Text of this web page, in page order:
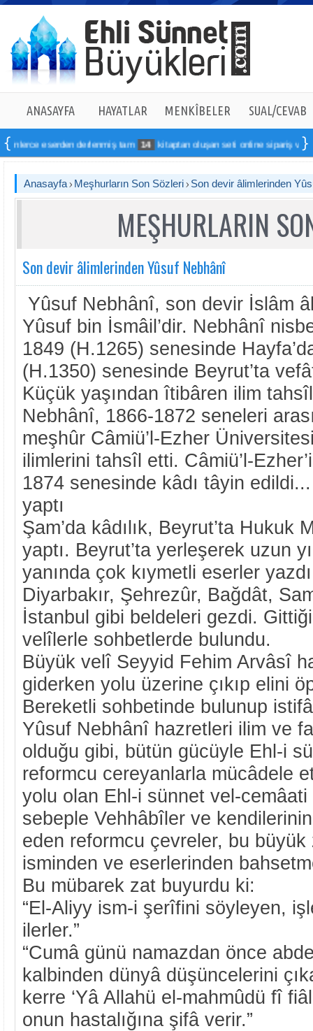
ANASAYFA HAYATLAR MENKÎBELER SUAL/CEVAB
eserden derlenmiş tam 14 kitaptan oluşan seti online sipariş
Anasayfa Meşhurların Son Sözleri Son devir âlimlerinden
MEŞHURLARIN
Son devir âlimlerinden Yûsuf Nebhânî
Yûsuf Nebhânî, son devir İslâm
Yûsuf bin İsmâil’dir. Nebhânî
1849 (H.1265) senesinde
(H.1350) senesinde Beyrut’ta
Küçük yaşından îtibâren ilim
Nebhânî, 1866-1872 seneleri
meşhûr Câmiü’l-Ezher
ilimlerini tahsîl etti. Câmiü’l-
1874 senesinde kâdı tâyin
yaptı
Şam’da kâdılık, Beyrut’ta Hukuk
yaptı. Beyrut’ta yerleşerek uzun
yanında çok kıymetli eserler
Diyarbakır, Şehrezûr, Bağdât,
İstanbul gibi beldeleri gezdi.
velîlerle sohbetlerde bulundu.
Büyük velî Seyyid Fehim Arvâsî
giderken yolu üzerine çıkıp elini
Bereketli sohbetinde bulunup
Yûsuf Nebhânî hazretleri ilim ve
olduğu gibi, bütün gücüyle Ehl-i
reformcu cereyanlarla mücâdele
yolu olan Ehl-i sünnet vel-
sebeple Vehhâbîler ve
eden reformcu çevreler, bu büyük
isminden ve eserlerinden
Bu mübarek zat buyurdu ki:
“El-Aliyy ism-i şerîfini söyleyen,
ilerler.”
“Cumâ günü namazdan önce
kalbinden dünyâ düşüncelerini
kerre ‘Yâ Allahü el-mahmûdü fî
onun hastalığına şifâ verir.”